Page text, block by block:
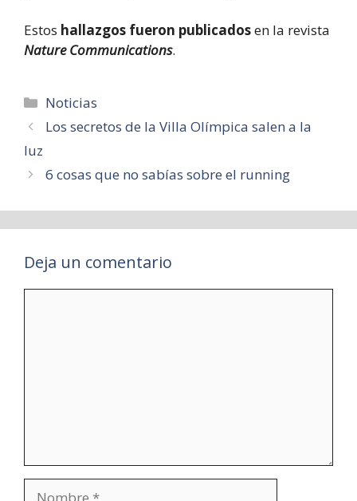
Estos hallazgos fueron publicadosen la revista
Nature Communications.
Categorías
Noticias
Los secretos de la Villa Olímpica salen a la
luz
6 cosas que no sabías sobre el running
Deja un comentario